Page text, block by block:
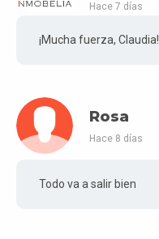
Hace 7 días
¡Mucha fuerza, Claudia!
Rosa
Hace 8 días
Todo va a salir bien